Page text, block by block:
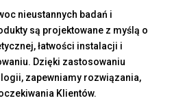
nieustannych badań i
są projektowane z myślą o
łatwości instalacji i
Dzięki zastosowaniu
zapewniamy rozwiązania,
Klientów.